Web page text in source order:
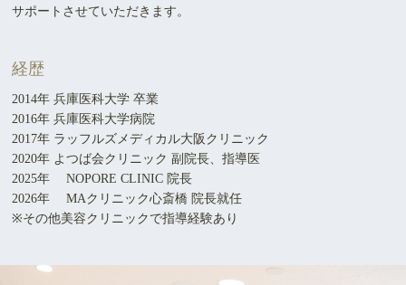
サポートさせていただきます。
経歴
2014年 兵庫医科大学 卒業
2016年 兵庫医科大学病院
2017年 ラッフルズメディカル大阪クリニック
2020年 よつば会クリニック 副院長、指導医
2025年 NOPORE CLINIC 院長
2026年 MAクリニック心斎橋 院長就任
※その他美容クリニックで指導経験あり